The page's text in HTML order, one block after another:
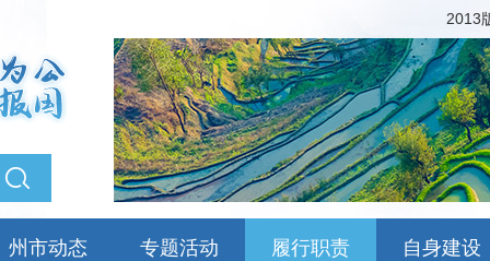
2013
州市动态 专题活动 履行职责 自身建设